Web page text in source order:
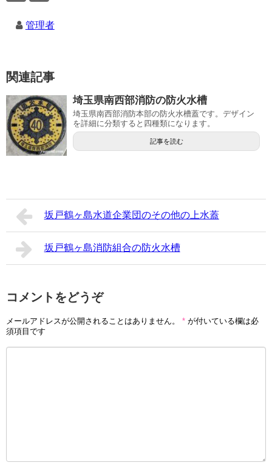
管理者
関連記事
埼玉県南西部消防の防火水槽
埼玉県南西部消防本部の防火水槽蓋です。デザイン
を詳細に分類すると四種類になります。
記事を読む
坂戸鶴ヶ島水道企業団のその他の上水蓋
坂戸鶴ヶ島消防組合の防火水槽
コメントをどうぞ
メールアドレスが公開されることはありません。 * が付いている欄は必
須項目です